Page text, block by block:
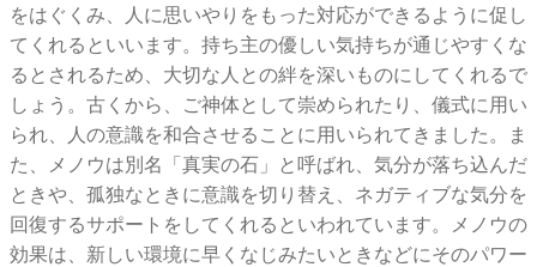
をはぐくみ、人に思いやりをもった対応ができるように促し
てくれるといいます。持ち主の優しい気持ちが通じやすくな
るとされるため、大切な人との絆を深いものにしてくれるで
しょう。古くから、ご神体として崇められたり、儀式に用い
られ、人の意識を和合させることに用いられてきました。ま
た、メノウは別名「真実の石」と呼ばれ、気分が落ち込んだ
ときや、孤独なときに意識を切り替え、ネガティブな気分を
回復するサポートをしてくれるといわれています。メノウの
効果は、新しい環境に早くなじみたいときなどにそのパワー